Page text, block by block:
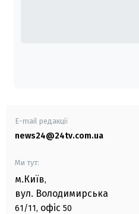
E-mail редакції
news24@24tv.com.ua
Ми тут:
м.Київ,
вул. Володимирська
61/11, офіс 50